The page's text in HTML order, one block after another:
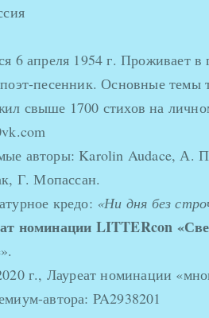
6 апреля 1954 г. Проживает в
песенник. Основные
свыше 1700 стихов на
авторы: Karolin Audace, А.
Г. Мопассан.
кредо: «Ни дня без
номинации LITTERcon
г., Лауреат номинации
автора: PA2938201